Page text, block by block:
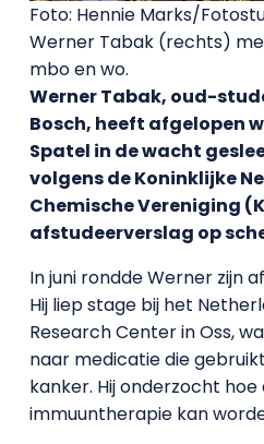
Foto: Hennie Marks/
Werner Tabak (rechts)
mbo en wo.
Werner Tabak, oud-
Bosch, heeft afgelopen
Spatel in de wacht
volgens de Koninklijke
Chemische Vereniging
afstudeerverslag op
In juni rondde Werner zijn
Hij liep stage bij het
Research Center in Oss,
naar medicatie die
kanker. Hij onderzocht
immuuntherapie kan